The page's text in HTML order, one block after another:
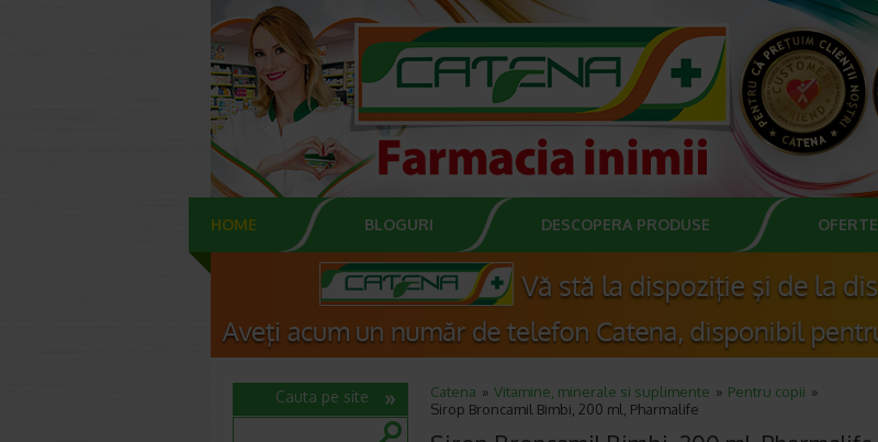
HOME BLOGURI DESCOPERA PRODUSE OFERTE
Catena Vitamine, minerale si suplimente
Pentru copii
Sirop Broncamil Bimbi, 200 ml, Pharmalife
Cauta pe site